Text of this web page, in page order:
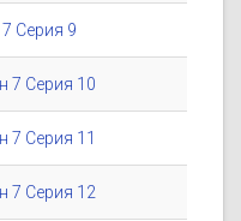
Серия 9
7 Серия 10
7 Серия 11
7 Серия 12